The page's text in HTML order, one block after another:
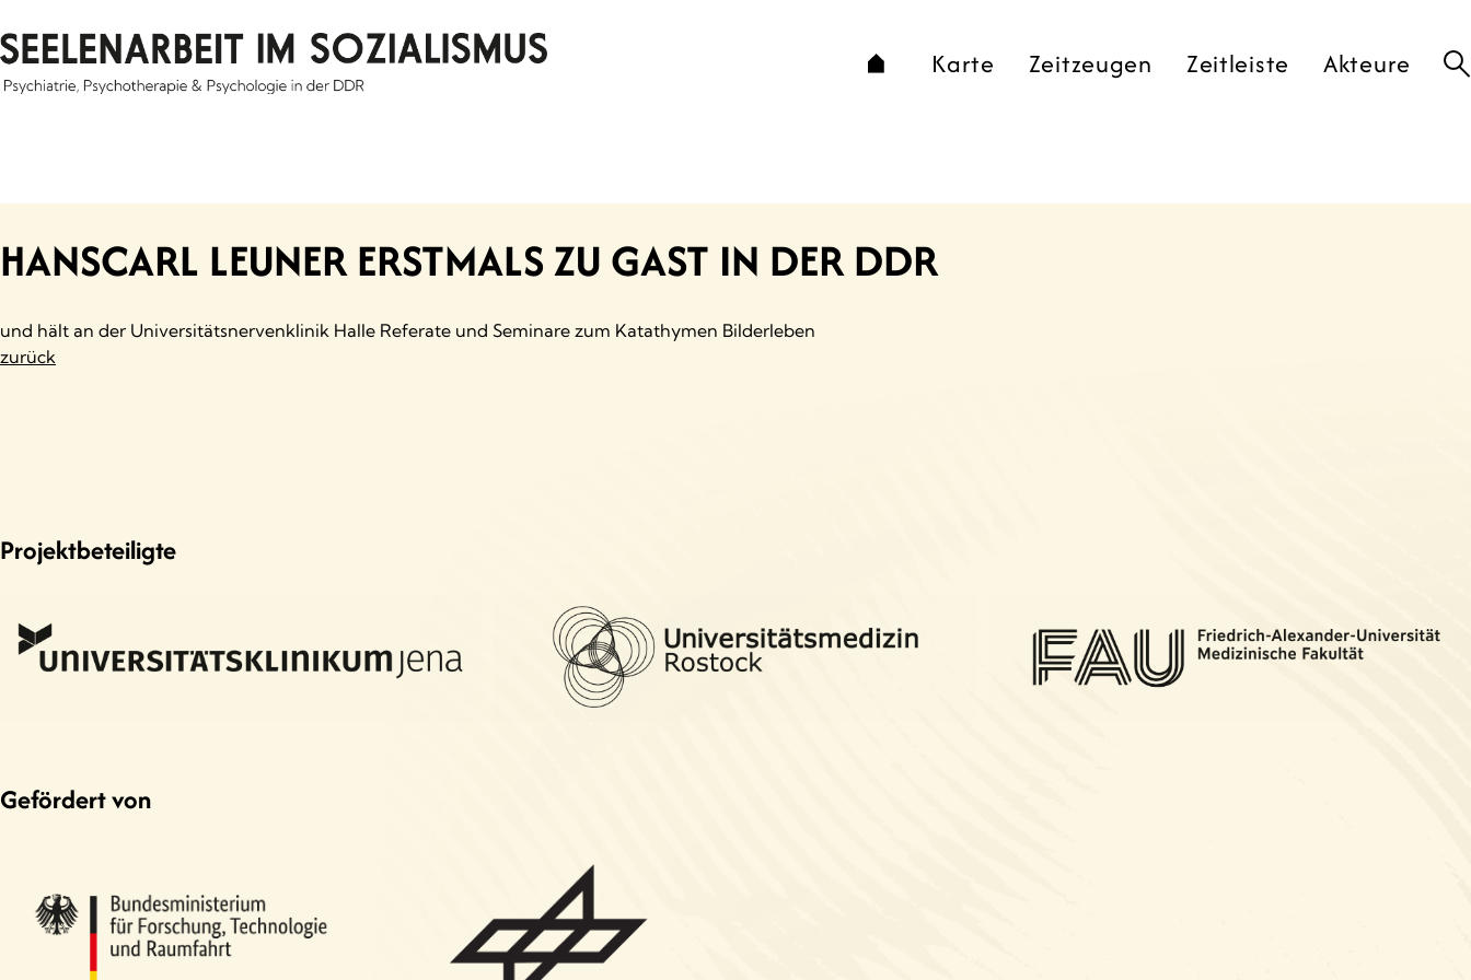
to
content
Karte Zeitzeugen Zeitleiste Akteure
HANSCARL LEUNER ERSTMALS ZU GAST IN DER DDR
und hält an der Universitätsnervenklinik Halle Referate und Seminare zum Katathymen Bilderleben
zurück
Projektbeteiligte
Gefördert von